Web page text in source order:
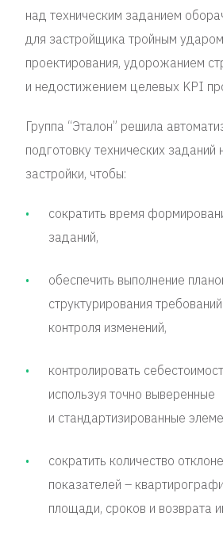
над техническим заданием
для застройщика тройным
проектирования, удорожанием
и недостижением целевых KPI
Группа “Эталон” решила
подготовку технических заданий
застройки, чтобы:
сократить время
заданий,
обеспечить выполнение
структурирования
контроля изменений,
контролировать
используя точно выверенные
и стандартизированные
сократить количество
показателей –
площади, сроков и возврата